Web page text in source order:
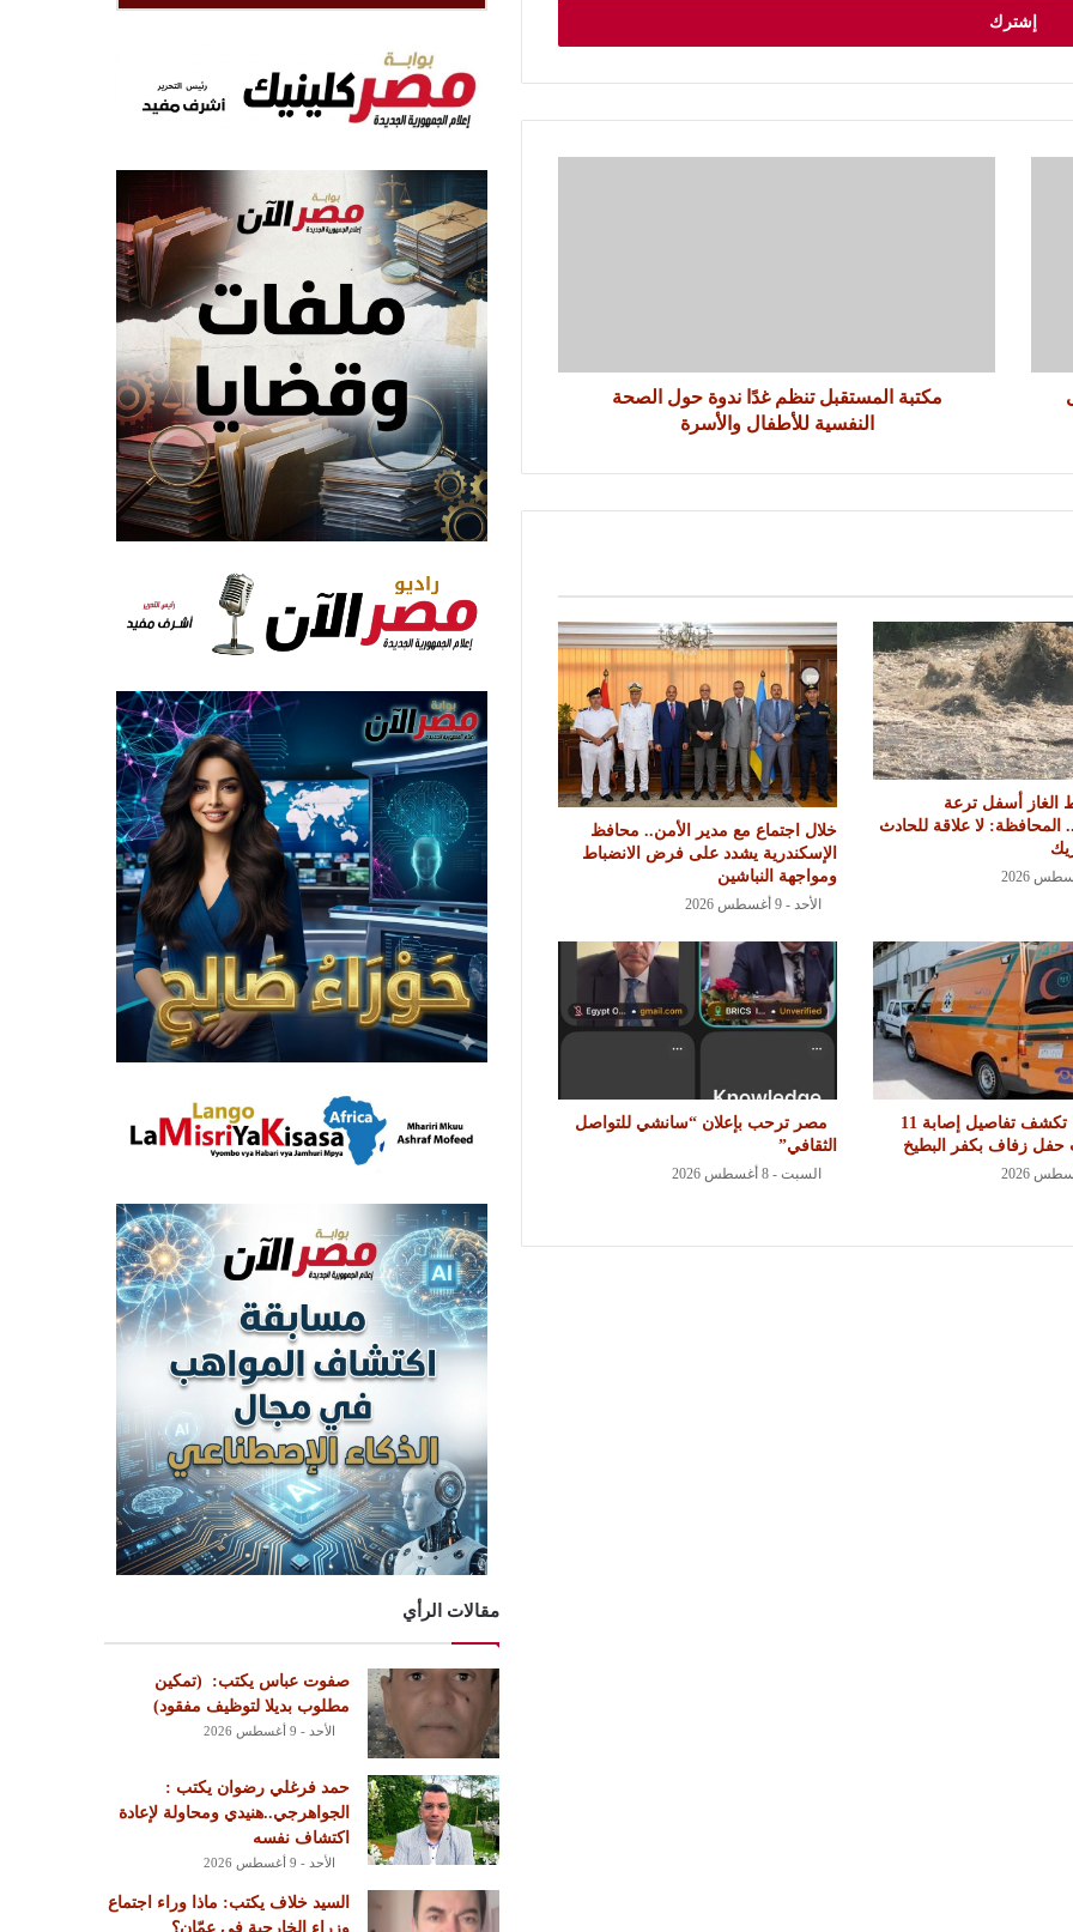
مكتبة المستقبل تنظم غدًا ندوة حول الصحة
النفسية للأطفال والأسرة
أسفل ترعة
المحافظة: لا علاقة للحادث
خلال اجتماع مع مدير الأمن.. محافظ
الإسكندرية يشدد على فرض الانضباط
ومواجهة النباشين
الأحد - 9 أغسطس 2026
صحة دمياط تكشف تفاصيل إصابة 11
زفاف بكفر البطيخ
مصر ترحب بإعلان “سانشي للتواصل
الثقافي”
السبت - 8 أغسطس 2026
مقالات الرأي
‏صفوت عباس يكتب: ‏ ‏(تمكين
مطلوب بديلا لتوظيف مفقود)
الأحد - 9 أغسطس 2026
حمد فرغلي رضوان يكتب :
الجواهرجي..هنيدي ومحاولة لإعادة
اكتشاف نفسه
الأحد - 9 أغسطس 2026
السيد خلاف يكتب: ماذا وراء اجتماع
وزراء الخارجية في عمّان؟